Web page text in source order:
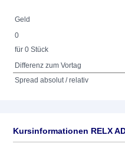
Geld
0
für 0 Stück
Differenz zum Vortag
Spread absolut / relativ
Kursinformationen RELX